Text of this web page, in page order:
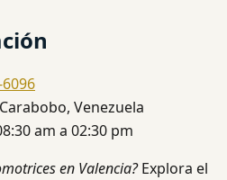
Venezuela
am a 02:30 pm
en Valencia?Explora el